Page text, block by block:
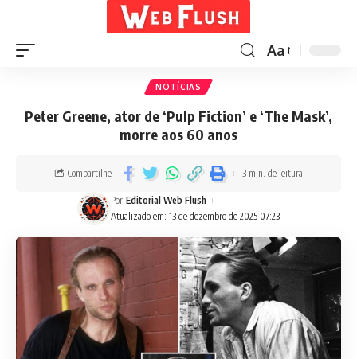
Aa
NOTÍCIAS
Peter Greene, ator de ‘Pulp Fiction’ e ‘The Mask’,
morre aos 60 anos
Atualizado em: 13 de dezembro de 2025 07:23
Por Editorial Web Flush
Compartilhe 3 min. de leitura